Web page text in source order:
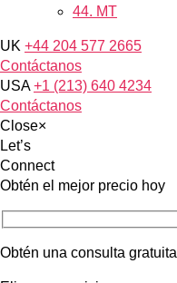
44. MT
UK +44 204 577 2665
Contáctanos
USA +1 (213) 640 4234
Contáctanos
Close×
Let’s
Connect
Obtén el mejor precio hoy
Obtén una consulta gratuita